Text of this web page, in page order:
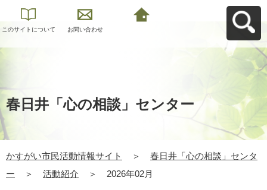
このサイトについて お問い合わせ
春日井「心の相談」センター
かすがい市民活動情報サイト ＞
春日井「心の相談」センタ
ー
＞ 活動紹介 ＞ 2026年02月